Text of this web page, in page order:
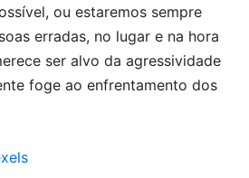
ou estaremos sempre
erradas, no lugar e na hora
ser alvo da agressividade
foge ao enfrentamento dos